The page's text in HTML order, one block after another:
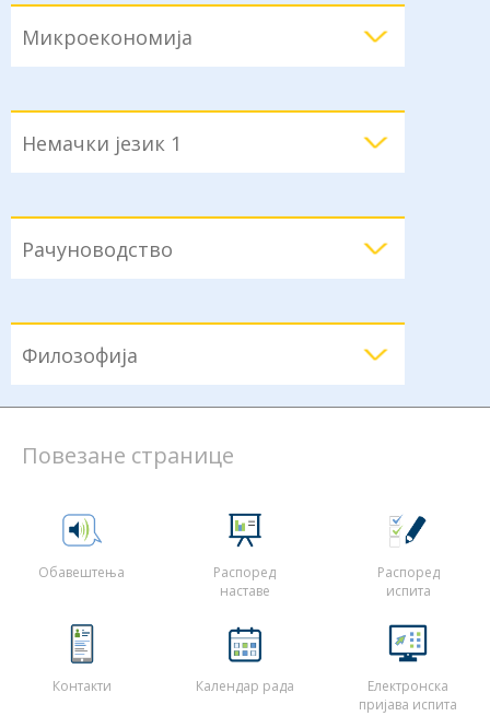
Микроекономија
Немачки језик 1
Рачуноводство
Филозофија
Повезане странице
Обавештења
Распоред
наставе
Распоред
испита
Контакти Календар рада
Електронска
пријава испита